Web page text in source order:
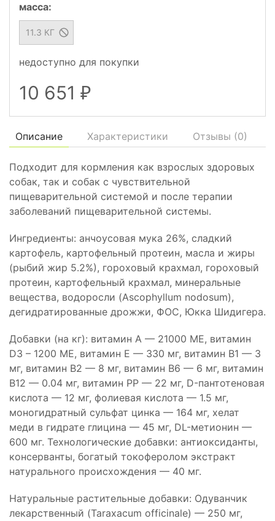
масса:
11.3 КГ
недоступно для покупки
10 651 ₽
Описание Характеристики Отзывы (0)
Подходит для кормления как взрослых здоровых
собак, так и собак с чувствительной
пищеварительной системой и после терапии
заболеваний пищеварительной системы.
Ингредиенты: анчоусовая мука 26%, сладкий
картофель, картофельный протеин, масла и жиры
(рыбий жир 5.2%), гороховый крахмал, гороховый
протеин, картофельный крахмал, минеральные
вещества, водоросли (Ascophyllum nodosum),
дегидратированные дрожжи, ФОС, Юкка Шидигера.
Добавки (на кг): витамин А — 21000 МЕ, витамин
D3 – 1200 МЕ, витамин Е — 330 мг, витамин B1 — 3
мг, витамин B2 — 8 мг, витамин B6 — 6 мг, витамин
B12 — 0.04 мг, витамин PP — 22 мг, D-пантотеновая
кислота — 12 мг, фолиевая кислота — 1.5 мг,
моногидратный сульфат цинка — 164 мг, хелат
меди в гидрате глицина — 45 мг, DL-метионин —
600 мг. Технологические добавки: антиоксиданты,
консерванты, богатый токоферолом экстракт
натурального происхождения — 40 мг.
Натуральные растительные добавки: Одуванчик
лекарственный (Taraxacum officinale) — 250 мг,